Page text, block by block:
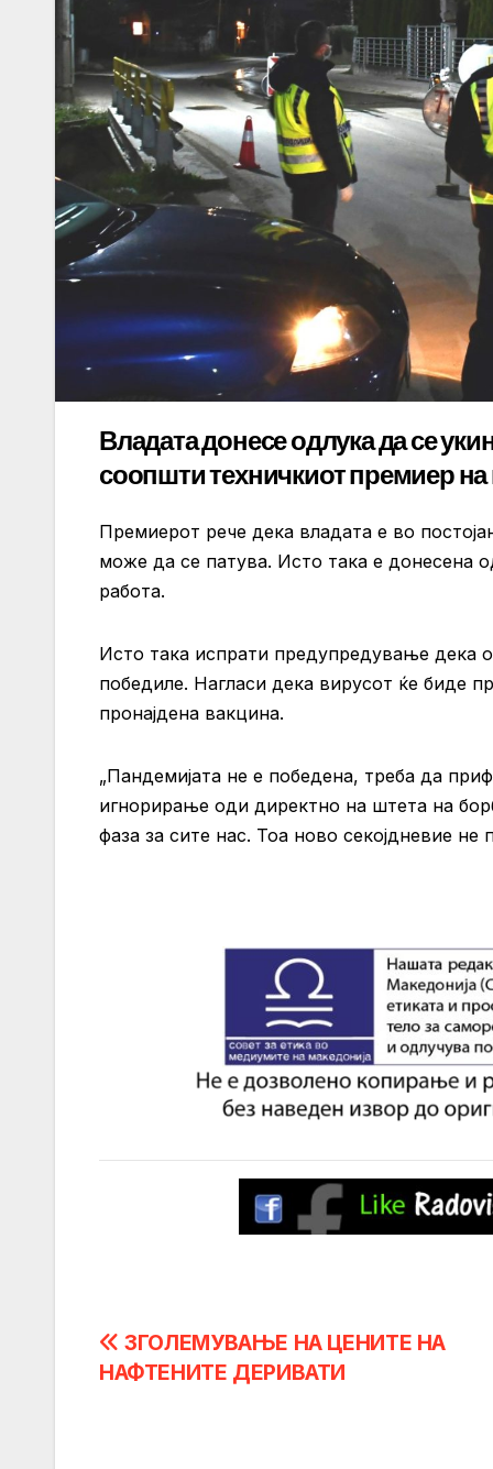
Владата донесе одлука да се
соопшти техничкиот премиер
Премиерот рече дека владата е во
може да се патува. Исто така е донесена
работа.
Исто така испрати предупредување дека
победиле. Нагласи дека вирусот ќе биде
пронајдена вакцина.
„Пандемијата не е победена, треба да
игнорирање оди директно на штета на
фаза за сите нас. Тоа ново секојдневие
Post
navigation
ЗГОЛЕМУВАЊЕ НА ЦЕНИТЕ НА
НАФТЕНИТЕ ДЕРИВАТИ